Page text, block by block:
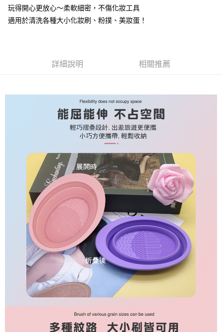
付款後全家取貨
7-11取貨付款
每筆NT$85，滿NT$799(含以上)免運費
每筆NT$85，滿NT$599(含以上)免運費
每筆NT$85，滿NT$599(含以上)免運費
(FedEx)海外配送 查看運費
玩得開心更放心～柔軟細密，不傷化妝工具
適用於清洗各種大小化妝刷、粉撲、美妝蛋！
詳細說明 相關推薦